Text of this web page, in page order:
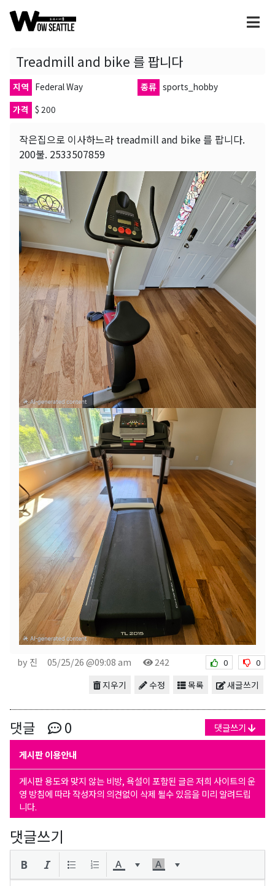
Treadmill and bike 를 팝니다
지역 Federal Way 종류 sports_hobby
가격 $ 200
작은집으로 이사하느라 treadmill and bike 를 팝니다.
200불. 2533507859
by 진 05/25/26 @09:08 am 242 0 0
새글쓰기
목록
수정
지우기
댓글 0 댓글쓰기
게시판 이용안내
게시판 용도와 맞지 않는 비방, 욕설이 포함된 글은 저희 사이트의 운
영 방침에 따라 작성자의 의견없이 삭제 될수 있음을 미리 알려드립
니다.
댓글쓰기